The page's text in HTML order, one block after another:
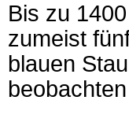
Bis zu
zumeist
blauen